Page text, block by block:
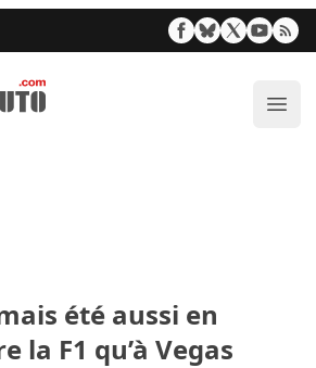
été aussi en
la F1 qu’à Vegas